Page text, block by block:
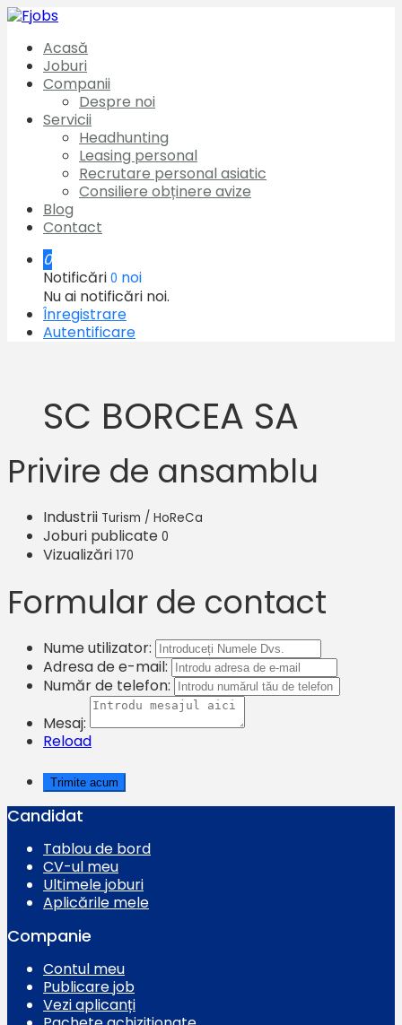
Acasă
Joburi
Companii
Despre noi
Servicii
Headhunting
Leasing personal
Recrutare personal asiatic
Consiliere obținere avize
Blog
Contact
0
Notificări 0 noi
Nu ai notificări noi.
Înregistrare
Autentificare
SC BORCEA SA
Privire de ansamblu
Industrii Turism / HoReCa
Joburi publicate 0
Vizualizări 170
Formular de contact
Nume utilizator:
Adresa de e-mail:
Număr de telefon:
Mesaj:
Reload
Candidat
Tablou de bord
CV-ul meu
Ultimele joburi
Aplicările mele
Companie
Contul meu
Publicare job
Vezi aplicanți